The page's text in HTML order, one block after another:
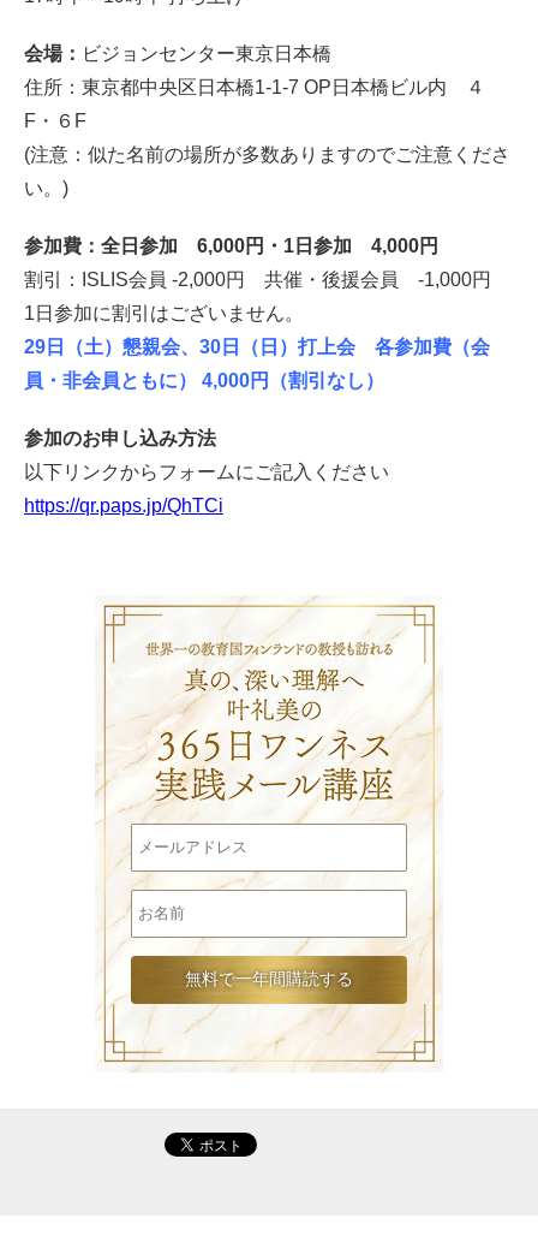
会場： ビジョンセンター東京日本橋
住所：東京都中央区日本橋1-1-7 OP日本橋ビル内 ４
F・６F
(注意：似た名前の場所が多数ありますのでご注意くださ
い。)
参加費：全日参加 6,000円・1日参加 4,000円
割引：ISLIS会員 -2,000円 共催・後援会員 -1,000円
1日参加に割引はございません。
29日（土）懇親会、30日（日）打上会 各参加費（会
員・非会員ともに） 4,000円（割引なし）
参加のお申し込み方法
以下リンクからフォームにご記入ください
https://qr.paps.jp/QhTCi